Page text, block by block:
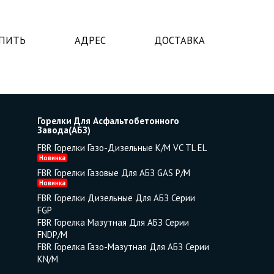
АДРЕС ДОСТАВКА
Горелки Для Асфальтобетонного
Завода(АБЗ)
FBR Горелки Газо-Дизельные K/M VC TL EL
Новинка
FBR Горелки Газовые Для АБЗ GAS P/M
Новинка
FBR Горелки Дизельные Для АБЗ Серии
FGP
FBR Горелка Мазутная Для АБЗ Серии
FNDP/M
FBR Горелка Газо-Мазутная Для АБЗ Серии
KN/M